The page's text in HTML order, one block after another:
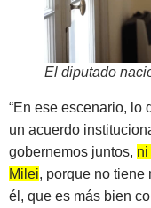
El diputado
“En ese escenario, lo
un acuerdo
gobernemos juntos, ni
Milei, porque no tiene
él, que es más bien